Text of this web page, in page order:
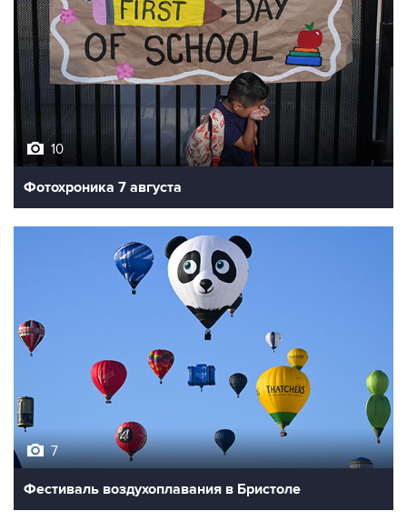
10
Фотохроника 7 августа
7
Фестиваль воздухоплавания в Бристоле